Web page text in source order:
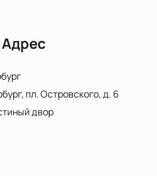
стать частью этого
Адрес
пл. Островского, д. 6
двор